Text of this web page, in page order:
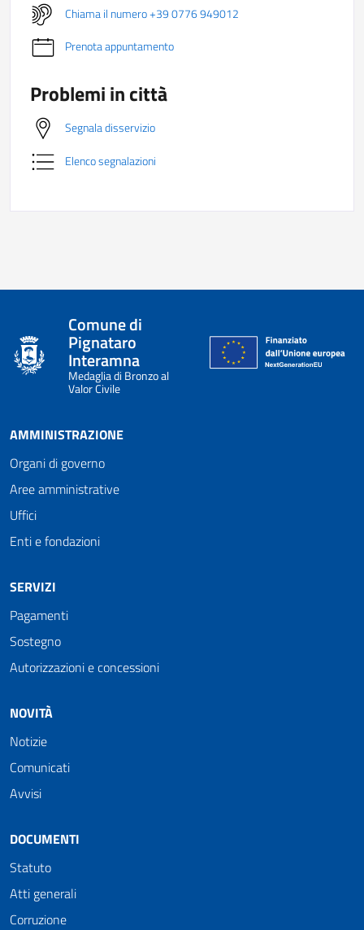
Chiama il numero +39 0776 949012
Prenota appuntamento
Problemi in città
Segnala disservizio
Elenco segnalazioni
Comune di
Pignataro
Interamna
Medaglia di Bronzo al
Valor Civile
AMMINISTRAZIONE
Organi di governo
Aree amministrative
Uffici
Enti e fondazioni
SERVIZI
Pagamenti
Sostegno
Autorizzazioni e concessioni
NOVITÀ
Notizie
Comunicati
Avvisi
DOCUMENTI
Statuto
Atti generali
Corruzione